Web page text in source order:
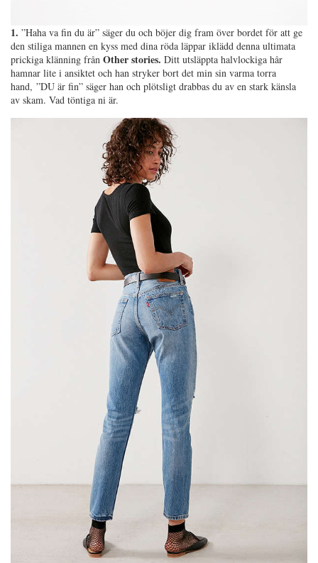
1. ”Haha va fin du är” säger du och böjer dig fram över bordet för att ge
den stiliga mannen en kyss med dina röda läppar iklädd denna ultimata
prickiga klänning från Other stories. Ditt utsläppta halvlockiga hår
hamnar lite i ansiktet och han stryker bort det min sin varma torra
hand, ”DU är fin” säger han och plötsligt drabbas du av en stark känsla
av skam. Vad töntiga ni är.